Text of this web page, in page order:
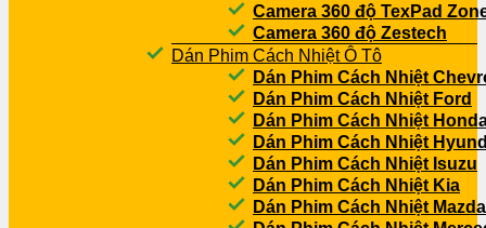
Camera 360 độ TexPad
Camera 360 độ Zestech
Dán Phim Cách Nhiệt Ô Tô
Dán Phim Cách Nhiệt
Dán Phim Cách Nhiệt Ford
Dán Phim Cách Nhiệt
Dán Phim Cách Nhiệt
Dán Phim Cách Nhiệt Isuzu
Dán Phim Cách Nhiệt Kia
Dán Phim Cách Nhiệt Mazda